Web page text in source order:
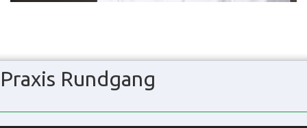
Praxis Rundgang